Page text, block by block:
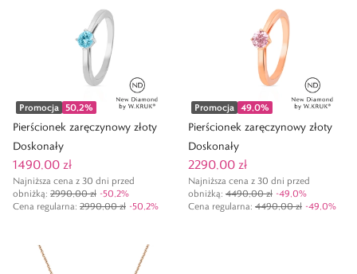
Promocja 50,2%
Pierścionek zaręczynowy złoty
Doskonały
1490,00 zł
Najniższa cena z 30 dni przed
obniżką: 2990,00 zł -50,2%
Cena regularna: 2990,00 zł -50,2%
Promocja 49,0%
Pierścionek zaręczynowy złoty
Doskonały
2290,00 zł
Najniższa cena z 30 dni przed
obniżką: 4490,00 zł -49,0%
Cena regularna: 4490,00 zł -49,0%